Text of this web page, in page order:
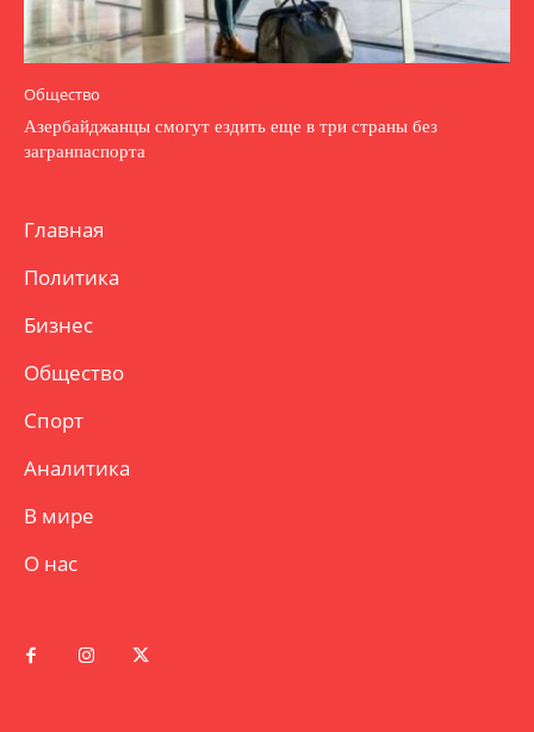
Общество
Азербайджанцы смогут ездить еще в три страны без
загранпаспорта
Главная
Политика
Бизнес
Общество
Спорт
Аналитика
В мире
О нас